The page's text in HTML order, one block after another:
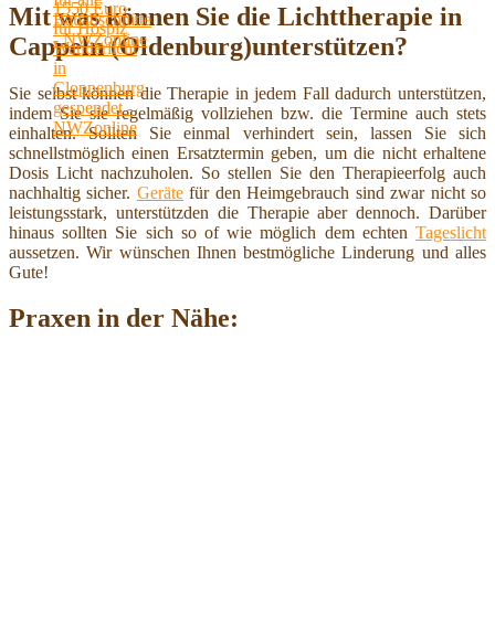
Mit was können Sie die Lichttherapie in
Cappeln (Oldenburg)unterstützen?
Sie selbst können die Therapie in jedem Fall dadurch unterstützen,
indem Sie sie regelmäßig vollziehen bzw. die Termine auch stets
einhalten. Sollten Sie einmal verhindert sein, lassen Sie sich
schnellstmöglich einen Ersatztermin geben, um die nicht erhaltene
Dosis Licht nachzuholen. So stellen Sie den Therapieerfolg auch
nachhaltig sicher. Gerätefür den Heimgebrauch sind zwar nicht so
leistungsstark, unterstützden die Therapie aber dennoch. Darüber
hinaus sollten Sie sich so of wie möglich dem echten Tageslicht
aussetzen. Wir wünschen Ihnen bestmögliche Linderung und alles
Gute!
Praxen in der Nähe: